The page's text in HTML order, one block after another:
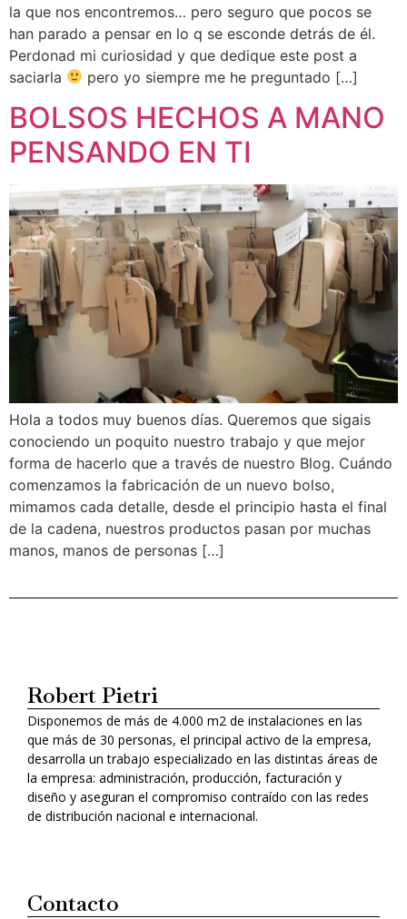
la que nos encontremos… pero seguro que pocos se
han parado a pensar en lo q se esconde detrás de él.
Perdonad mi curiosidad y que dedique este post a
saciarla
pero yo siempre me he preguntado […]
BOLSOS HECHOS A MANO
PENSANDO EN TI
Hola a todos muy buenos días. Queremos que sigais
conociendo un poquito nuestro trabajo y que mejor
forma de hacerlo que a través de nuestro Blog. Cuándo
comenzamos la fabricación de un nuevo bolso,
mimamos cada detalle, desde el principio hasta el final
de la cadena, nuestros productos pasan por muchas
manos, manos de personas […]
Robert Pietri
Disponemos de más de 4.000 m2 de instalaciones en las
que más de 30 personas, el principal activo de la empresa,
desarrolla un trabajo especializado en las distintas áreas de
la empresa: administración, producción, facturación y
diseño y aseguran el compromiso contraído con las redes
de distribución nacional e internacional.
Contacto